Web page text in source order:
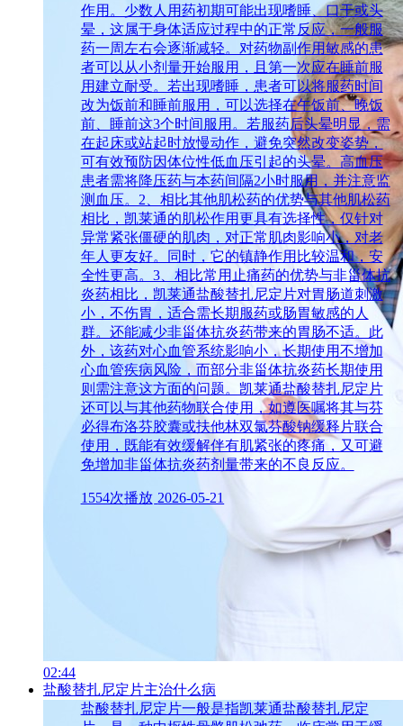
02:44
作用。少数人用药初期可能出现嗜睡、口干或头
晕，这属于身体适应过程中的正常反应，一般服
药一周左右会逐渐减轻。对药物副作用敏感的患
者可以从小剂量开始服用，且第一次应在睡前服
用建立耐受。若出现嗜睡，患者可以将服药时间
改为饭前和睡前服用，可以选择在午饭前、晚饭
前、睡前这3个时间服用。若服药后头晕明显，需
在起床或站起时放慢动作，避免突然改变姿势，
可有效预防因体位性低血压引起的头晕。高血压
患者需将降压药与本药间隔2小时服用，并注意监
测血压。2、相比其他肌松药的优势与其他肌松药
相比，凯莱通的肌松作用更具有选择性，仅针对
异常紧张僵硬的肌肉，对正常肌肉影响小，对老
年人更友好。同时，它的镇静作用比较温和，安
全性更高。3、相比常用止痛药的优势与非甾体抗
炎药相比，凯莱通盐酸替扎尼定片对胃肠道刺激
小，不伤胃，适合需长期服药或肠胃敏感的人
群。还能减少非甾体抗炎药带来的胃肠不适。此
外，该药对心血管系统影响小，长期使用不增加
心血管疾病风险，而部分非甾体抗炎药长期使用
则需注意这方面的问题。凯莱通盐酸替扎尼定片
还可以与其他药物联合使用，如遵医嘱将其与芬
必得布洛芬胶囊或扶他林双氯芬酸钠缓释片联合
使用，既能有效缓解伴有肌紧张的疼痛，又可避
免增加非甾体抗炎药剂量带来的不良反应。
1554次播放 2026-05-21
盐酸替扎尼定片主治什么病
盐酸替扎尼定片一般是指凯莱通盐酸替扎尼定